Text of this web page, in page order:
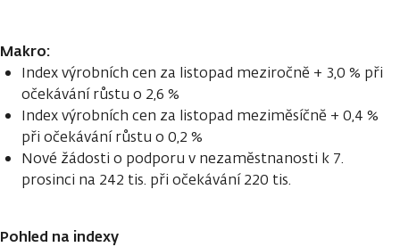
Makro:
Index výrobních cen za listopad meziročně + 3,0 % při
očekávání růstu o 2,6 %
Index výrobních cen za listopad meziměsíčně + 0,4 %
při očekávání růstu o 0,2 %
Nové žádosti o podporu v nezaměstnanosti k 7.
prosinci na 242 tis. při očekávání 220 tis.
Pohled na indexy